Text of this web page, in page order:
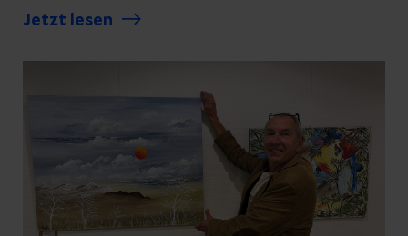
Im Rahmen der bundesweiten „Woche der
Team aus aus dem Klinikum Freital und dem
DRK Dippoldiswalde gleich drei Schulen, um
Jugendlichen das nötige Rüstzeug für den
Notfall mitzugeben.
Jetzt lesen